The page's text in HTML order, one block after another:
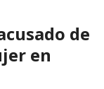
de
en